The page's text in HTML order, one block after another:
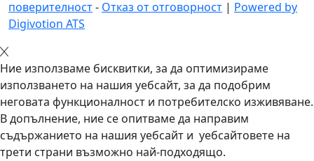
поверителност- Отказ от отговорност | Powered by
Digivotion ATS
Ние използваме бисквитки, за да оптимизираме
използването на нашия уебсайт, за да подобрим
неговата функционалност и потребителско изживяване.
В допълнение, ние се опитваме да направим
съдържанието на нашия уебсайт и уебсайтовете на
трети страни възможно най-подходящо.